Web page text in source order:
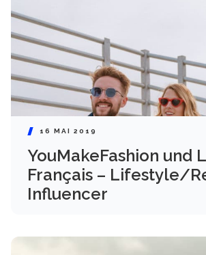
16 MAI 2019
YouMakeFashion und
Français – Lifestyle/
Influencer